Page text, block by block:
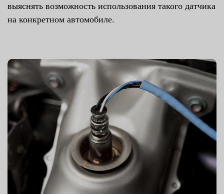
выяснять возможность использования такого датчика
на конкретном автомобиле.